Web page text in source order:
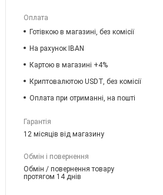
Оплата
Готівкою в магазині, без комісії
На рахунок IBAN
Картою в магазині +4%
Криптовалютою USDT, без комісії
Оплата при отриманні, на пошті
Гарантія
12 місяців від магазину
Обмін і повернення
Обмін / повернення товару
протягом 14 днів